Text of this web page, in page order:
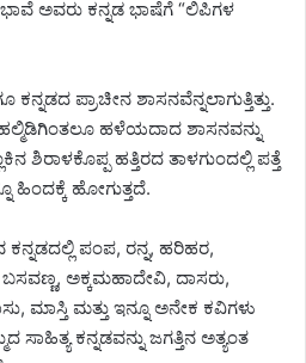
ಅವರು ಕನ್ನಡ ಭಾಷೆಗೆ “ಲಿಪಿಗಳ
ಪ್ರಾಚೀನ ಶಾಸನವೆನ್ನಲಾಗುತ್ತಿತ್ತು.
ಹಲ್ಮಿಡಿಗಿಂತಲೂ ಹಳೆಯದಾದ ಶಾಸನವನ್ನು
ಶಿರಾಳಕೊಪ್ಪ ಹತ್ತಿರದ ತಾಳಗುಂದಲ್ಲಿ ಪತ್ತೆ
ಹಿಂದಕ್ಕೆ ಹೋಗುತ್ತದೆ.
ಕನ್ನಡದಲ್ಲಿ ಪಂಪ, ರನ್ನ, ಹರಿಹರ,
ಅಕ್ಕಮಹಾದೇವಿ, ದಾಸರು,
ಮಾಸ್ತಿ ಮತ್ತು ಇನ್ನೂ ಅನೇಕ ಕವಿಗಳು
ಕನ್ನಡವನ್ನು ಜಗತ್ತಿನ ಅತ್ಯಂತ